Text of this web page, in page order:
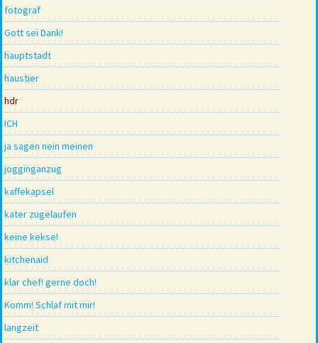
fotograf
Gott sei Dank!
hauptstadt
haustier
hdr
ICH
ja sagen nein meinen
jogginganzug
kaffekapsel
kater zugelaufen
keine kekse!
kitchenaid
klar chef! gerne doch!
Komm! Schlaf mit mir!
langzeit